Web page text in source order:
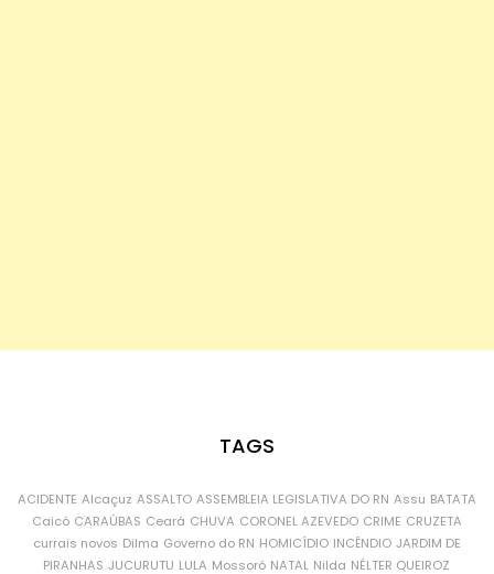
TAGS
ACIDENTE Alcaçuz ASSALTO ASSEMBLEIA LEGISLATIVA DO RN Assu BATATA
Caicó CARAÚBAS Ceará CHUVA CORONEL AZEVEDO CRIME CRUZETA
currais novos Dilma Governo do RN HOMICÍDIO INCÊNDIO JARDIM DE
PIRANHAS JUCURUTU LULA Mossoró NATAL Nilda NÉLTER QUEIROZ